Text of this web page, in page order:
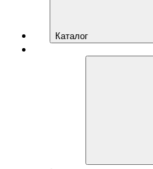
Каталог